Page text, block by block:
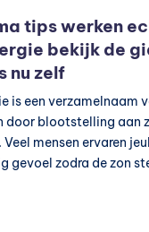
tips werken
bekijk de
nu zelf
is een verzamelnaam
door blootstelling aan
mensen ervaren
gevoel zodra de zon